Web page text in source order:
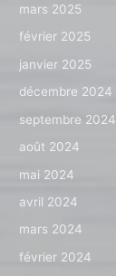
mars 2025
février 2025
janvier 2025
décembre 2024
septembre 2024
août 2024
mai 2024
avril 2024
mars 2024
février 2024